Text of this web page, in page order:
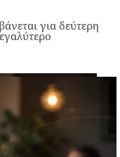
για δεύτερη